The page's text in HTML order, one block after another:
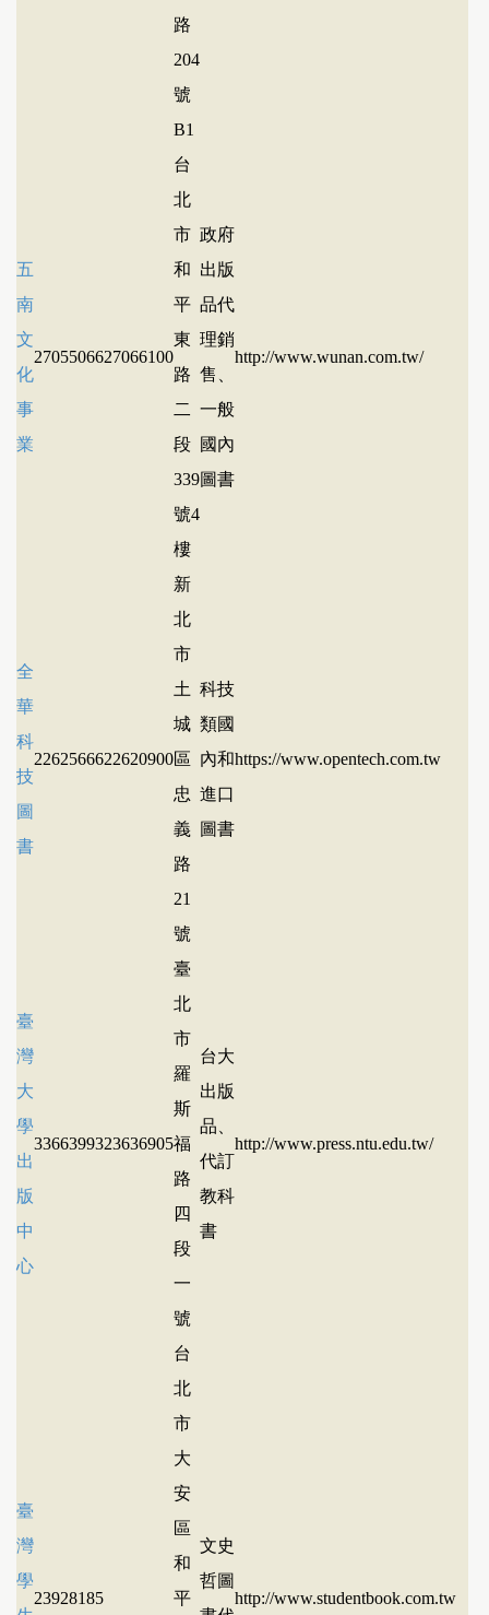
路
204
號
B1
五
南
文
化
事
業
2705506627066100
台
北
市
和
平
東
路
二
段
339
號4
樓
政府
出版
品代
理銷
售、
一般
國內
圖書
http://www.wunan.com.tw/
全
華
科
技
圖
書
2262566622620900
新
北
市
土
城
區
忠
義
路
21
號
科技
類國
內和
進口
圖書
https://www.opentech.com.tw
臺
灣
大
學
出
版
中
心
3366399323636905
臺
北
市
羅
斯
福
路
四
段
一
號
台大
出版
品、
代訂
教科
書
http://www.press.ntu.edu.tw/
臺
灣
學
23928185
台
北
市
大
安
區
和
平
文史
哲圖
http://www.studentbook.com.tw